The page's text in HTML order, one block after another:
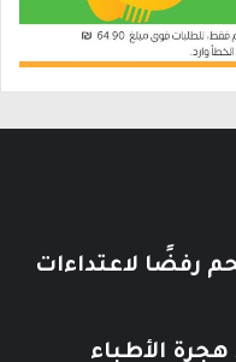
رفضًا لاعتداءات
الأطباء